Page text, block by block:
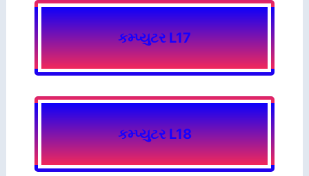
કમ્પ્યુટર L17
કમ્પ્યુટર L18